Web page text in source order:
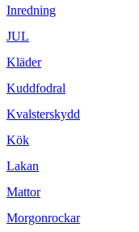
Inredning
JUL
Kläder
Kuddfodral
Kvalsterskydd
Kök
Lakan
Mattor
Morgonrockar